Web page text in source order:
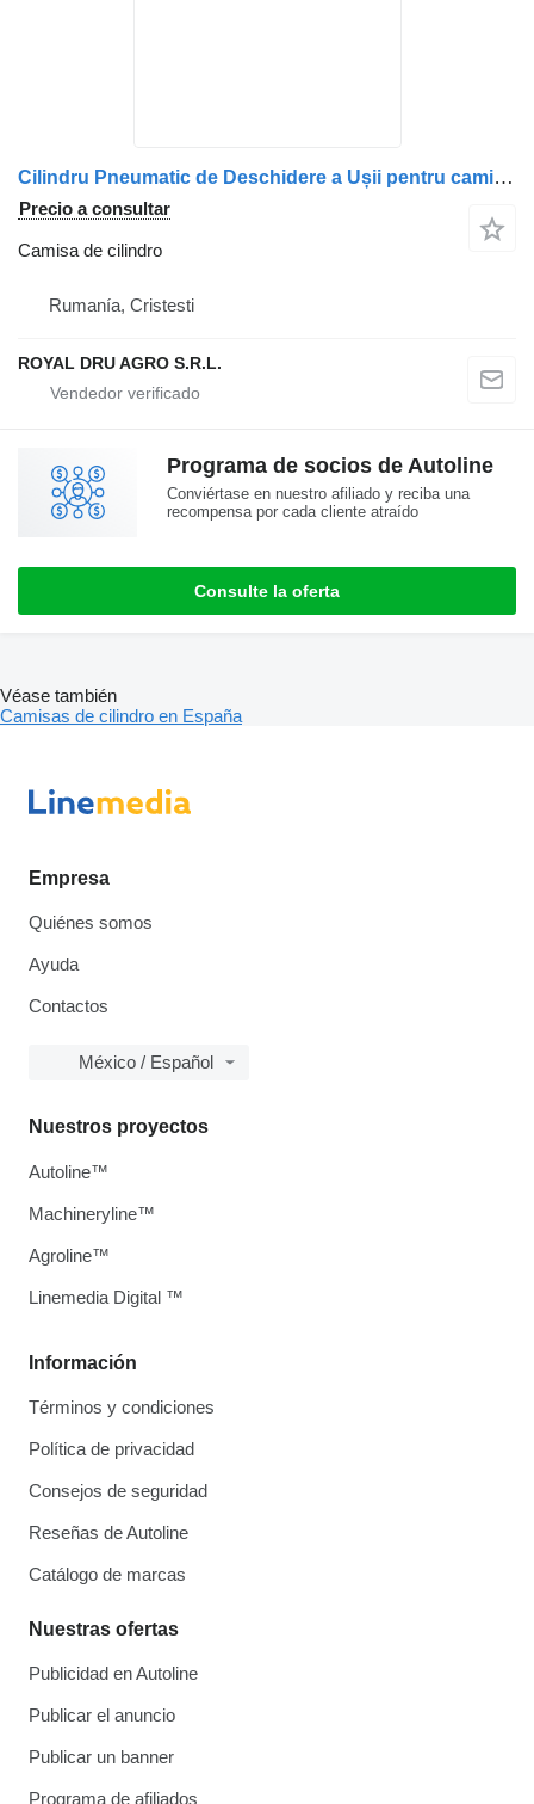
Cilindru Pneumatic de Deschidere a Ușii pentru camisa de cilindro para Volvo V0119203 – 50 cm camión
Precio a consultar
Camisa de cilindro
Rumanía, Cristesti
ROYAL DRU AGRO S.R.L.
Programa de socios de Autoline
Conviértase en nuestro afiliado y reciba una
recompensa por cada cliente atraído
Consulte la oferta
Véase también
Camisas de cilindro en España
Empresa
Quiénes somos
Ayuda
Contactos
México / Español
Información
Términos y condiciones
Política de privacidad
Consejos de seguridad
Reseñas de Autoline
Catálogo de marcas
Nuestras ofertas
Publicidad en Autoline
Publicar el anuncio
Publicar un banner
Programa de afiliados
Nuestros proyectos
Autoline™
Machineryline™
Agroline™
Linemedia Digital ™